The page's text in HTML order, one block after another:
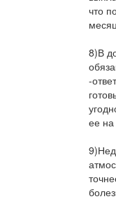
что
8)В
-
ее